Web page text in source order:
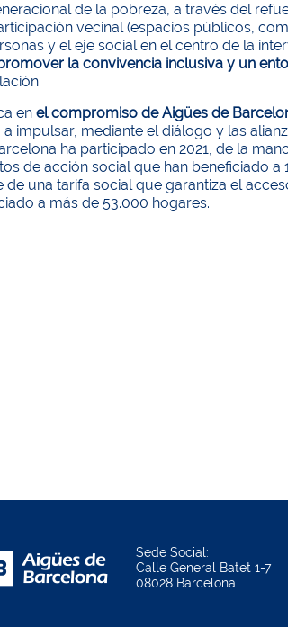
de la pobreza, a través del
vecinal (espacios públicos,
y el eje social en el centro de la
la convivencia inclusiva y un
en el compromiso de Aigües de
impulsar, mediante el diálogo y las
ha participado en 2021, de la
de acción social que han beneficiado a
una tarifa social que garantiza el
a más de 53.000 hogares.
Sede Social:
Calle General Batet 1-7
08028 Barcelona